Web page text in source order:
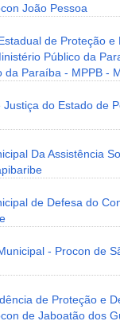
João Pessoa
de Proteção e
Público da
da Paraíba - MPPB -
Justiça do Estado de
Da Assistência
de Defesa do
- Procon de
de Proteção e
de Jaboatão dos